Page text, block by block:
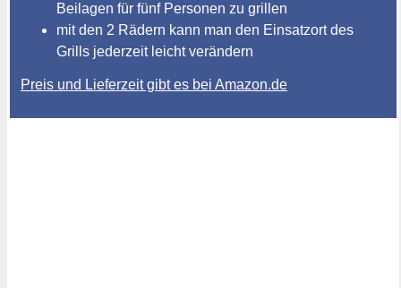
Beilagen für fünf Personen zu grillen
mit den 2 Rädern kann man den Einsatzort des
Grills jederzeit leicht verändern
Preis und Lieferzeit gibt es bei Amazon.de